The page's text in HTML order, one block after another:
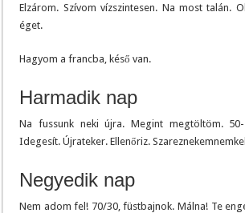
Elzárom. Szívom vízszintesen. Na most talán.
éget.
Hagyom a francba, késő van.
Harmadik nap
Na fussunk neki újra. Megint megtöltöm. 50-
Idegesít. Újrateker. Ellenőriz.
Negyedik nap
Nem adom fel! 70/30, füstbajnok. Málna! Te